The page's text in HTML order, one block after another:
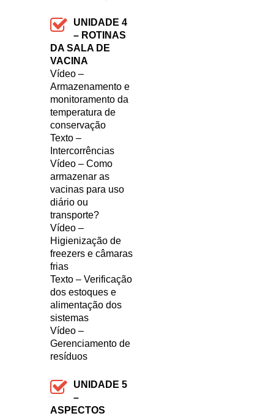
UNIDADE 4
– ROTINAS
DA SALA DE
VACINA
Vídeo –
Armazenamento e
monitoramento da
temperatura de
conservação
Texto –
Intercorrências
Vídeo – Como
armazenar as
vacinas para uso
diário ou
transporte?
Vídeo –
Higienização de
freezers e câmaras
frias
Texto – Verificação
dos estoques e
alimentação dos
sistemas
Vídeo –
Gerenciamento de
resíduos
UNIDADE 5
–
ASPECTOS